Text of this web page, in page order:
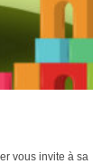
vous invite à sa